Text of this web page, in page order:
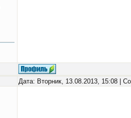
Дата: Вторник, 13.08.2013, 15:08 |